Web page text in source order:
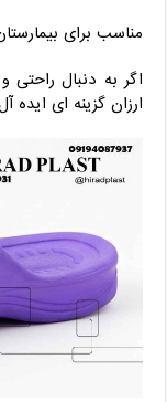
مناسب برای
اگر به دنبال راحتی
ارزان گزینه ‌ای ایده